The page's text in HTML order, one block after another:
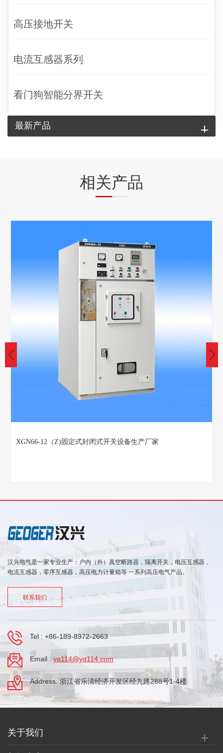
高压接地开关
电流互感器系列
看门狗智能分界开关
最新产品
相关产品
XGN66-12（Z)固定式封闭式开关设备生产厂家
汉兴电气是一家专业生产：户内（外）真空断路器，隔离开关，电压互感器，
电流互感器，零序互感器，高压电力计量箱等 一系列高压电气产品。
联系我们
Tel : +86-189-8972-2663
Email : yq114@yq114.com
Address: 浙江省乐清经济开发区经九路288号1-4楼
关于我们